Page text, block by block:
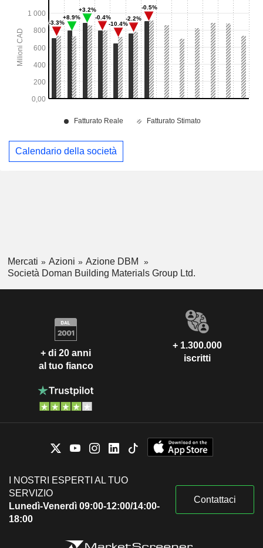
Calendario della società
Mercati Azioni
Azione DBM
Società Doman Building Materials Group Ltd.
+ di 20 anni
al tuo fianco
+ 1.300.000
iscritti
I NOSTRI ESPERTI AL TUO
SERVIZIO
Lunedì-Venerdì 09:00-12:00/14:00-
18:00
Contattaci